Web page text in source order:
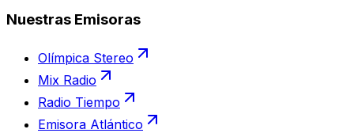
Nuestras Emisoras
Olímpica Stereo
Mix Radio
Radio Tiempo
Emisora Atlántico